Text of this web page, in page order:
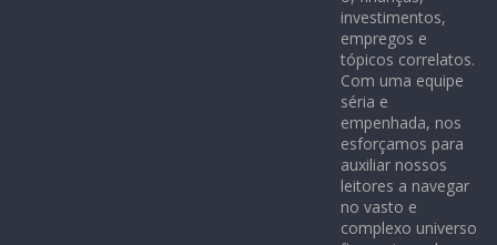
investimentos,
empregos e
tópicos correlatos.
Com uma equipe
séria e
empenhada, nos
esforçamos para
auxiliar nossos
leitores a navegar
no vasto e
complexo universo